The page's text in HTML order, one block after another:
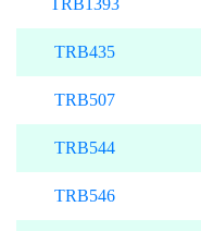
TRB435
TRB507
TRB544
TRB546